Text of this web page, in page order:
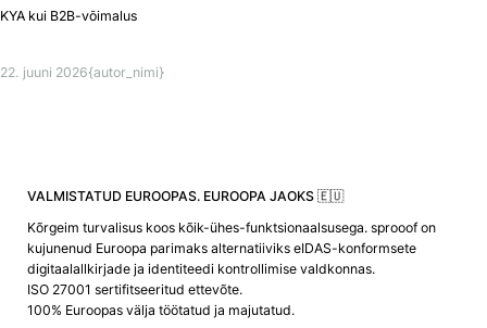
KYA kui B2B-võimalus
22. juuni 2026{autor_nimi}
VALMISTATUD EUROOPAS. EUROOPA JAOKS 🇪🇺
Kõrgeim turvalisus koos kõik-ühes-funktsionaalsusega. sprooof on
kujunenud Euroopa parimaks alternatiiviks eIDAS-konformsete
digitaalallkirjade ja identiteedi kontrollimise valdkonnas.
ISO 27001 sertifitseeritud ettevõte.
100% Euroopas välja töötatud ja majutatud.